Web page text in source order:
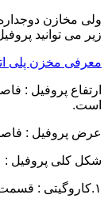
زیر می توانید
معرفی مخزن پلی
است.
عرض پروفیل : فاصله افقی
شکل کلی پروفیل :
۱.کاروگیتی : قسمت بالایی پروفیل به شکل منحنی طراحی شده است.